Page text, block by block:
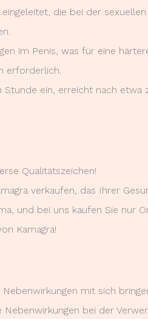
die bei der
im Penis, was für eine
erforderlich.
ein, erreicht nach etwa
Qualitätszeichen!
verkaufen, das Ihrer
und bei uns kaufen Sie nur
Kamagra!
mit sich
bei der